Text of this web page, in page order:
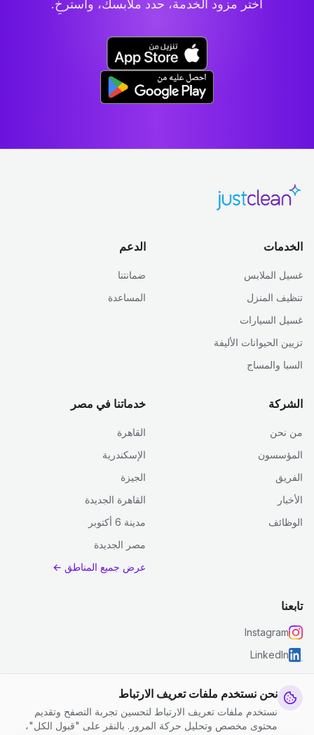
نحن نستخدم ملفات تعريف الارتباط
نستخدم ملفات تعريف الارتباط لتحسين تجربة التصفح وتقديم
محتوى مخصص وتحليل حركة المرور. بالنقر على "قبول الكل"،
اختر مزود الخدمة، حدد ملابسك، واسترخِ.
الخدمات
غسيل الملابس
تنظيف المنزل
غسيل السيارات
تزيين الحيوانات الأليفة
السبا والمساج
الدعم
ضمانتنا
المساعدة
الشركة
من نحن
المؤسسون
الفريق
الأخبار
الوظائف
خدماتنا في مصر
القاهرة
الإسكندرية
الجيزة
القاهرة الجديدة
مدينة 6 أكتوبر
مصر الجديدة
عرض جميع المناطق ←
تابعنا
Instagram
LinkedIn
© 2026 جست كلين. جميع الحقوق محفوظة.